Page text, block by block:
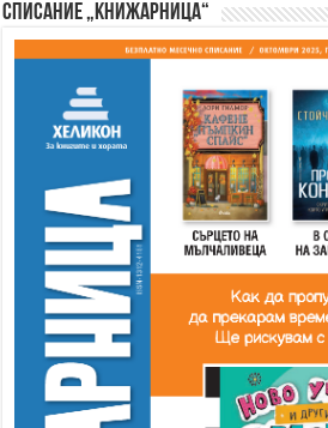
Списание „Книжарница“